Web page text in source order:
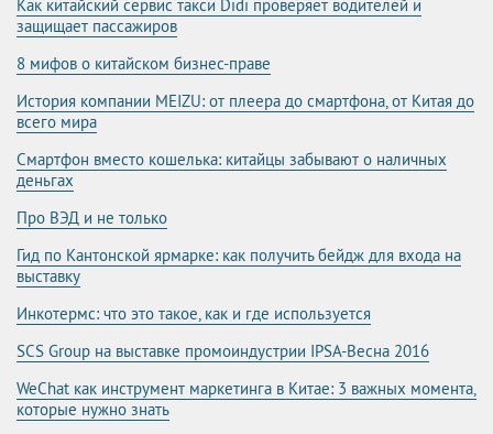
Как китайский сервис такси Didi проверяет водителей и
защищает пассажиров
8 мифов о китайском бизнес-праве
История компании MEIZU: от плеера до смартфона, от Китая до
всего мира
Смартфон вместо кошелька: китайцы забывают о наличных
деньгах
Про ВЭД и не только
Гид по Кантонской ярмарке: как получить бейдж для входа на
выставку
Инкотермс: что это такое, как и где используется
SCS Group на выставке промоиндустрии IPSA-Весна 2016
WeChat как инструмент маркетинга в Китае: 3 важных момента,
которые нужно знать